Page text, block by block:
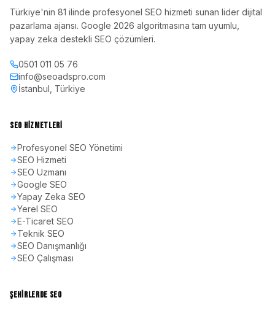
Türkiye'nin 81 ilinde profesyonel SEO hizmeti sunan lider dijital
pazarlama ajansı. Google 2026 algoritmasına tam uyumlu,
yapay zeka destekli SEO çözümleri.
0501 011 05 76
info@seoadspro.com
İstanbul, Türkiye
SEO HIZMETLERI
Profesyonel SEO Yönetimi
SEO Hizmeti
SEO Uzmanı
Google SEO
Yapay Zeka SEO
Yerel SEO
E-Ticaret SEO
Teknik SEO
SEO Danışmanlığı
SEO Çalışması
ŞEHIRLERDE SEO